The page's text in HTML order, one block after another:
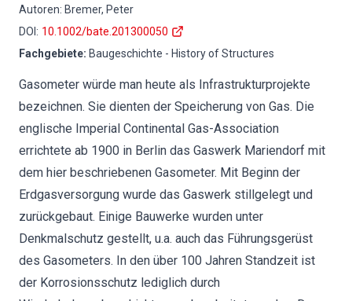
Autoren: Bremer, Peter
DOI : 10.1002/bate.201300050
Fachgebiete: Baugeschichte - History of Structures
Gasometer würde man heute als Infrastrukturprojekte
bezeichnen. Sie dienten der Speicherung von Gas. Die
englische Imperial Continental Gas-Association
errichtete ab 1900 in Berlin das Gaswerk Mariendorf mit
dem hier beschriebenen Gasometer. Mit Beginn der
Erdgasversorgung wurde das Gaswerk stillgelegt und
zurückgebaut. Einige Bauwerke wurden unter
Denkmalschutz gestellt, u.a. auch das Führungsgerüst
des Gasometers. In den über 100 Jahren Standzeit ist
der Korrosionsschutz lediglich durch